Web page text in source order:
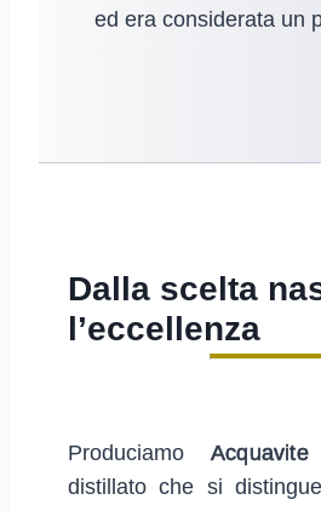
ed era considerata un
Dalla scelta
l’eccellenza
Produciamo
distillato che si